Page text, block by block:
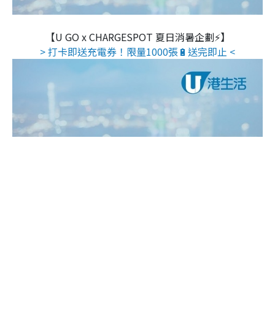
【U GO x CHARGESPOT 夏日消暑企劃⚡】
> 打卡即送充電券！限量1000張🔋送完即止 <